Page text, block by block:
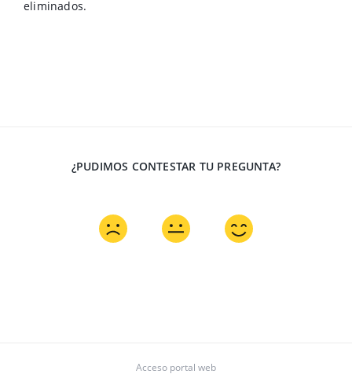
eliminados.
¿PUDIMOS CONTESTAR TU PREGUNTA?
Acceso portal web